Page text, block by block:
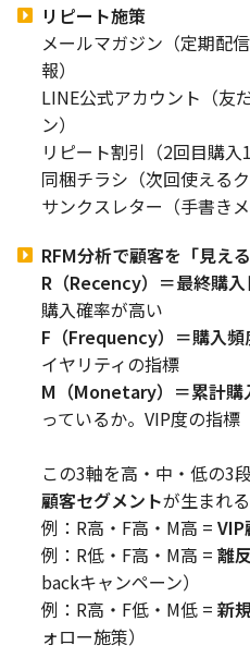
リピート施策
メールマガジン（定期配
報）
LINE公式アカウント（友
ン）
リピート割引（2回目購入
同梱チラシ（次回使える
サンクスレター（手書きメ
RFM分析で顧客を「見え
R（Recency）＝最終購入
購入確率が高い
F（Frequency）＝購入頻
イヤリティの指標
M（Monetary）＝累計購
っているか。VIP度の指標
この3軸を高・中・低の3
顧客セグメントが生まれる
例：R高・F高・M高 =
例：R低・F高・M高 =離
backキャンペーン）
例：R高・F低・M低 =新
ォロー施策）